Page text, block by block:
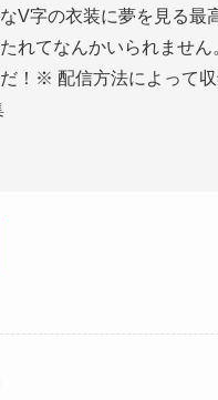
V字の衣装に夢を見る最
れてなんかいられませ
！※ 配信方法によって